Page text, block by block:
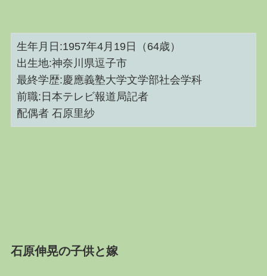
生年月日:1957年4月19日（64歳）
出生地:神奈川県逗子市
最終学歴:慶應義塾大学文学部社会学科
前職:日本テレビ報道局記者
配偶者 石原里紗
石原伸晃の子供と嫁